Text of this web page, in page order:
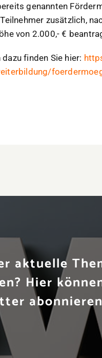
genannten
zusätzlich,
von 2.000,- €
finden Sie hier:
aktuelle
Hier